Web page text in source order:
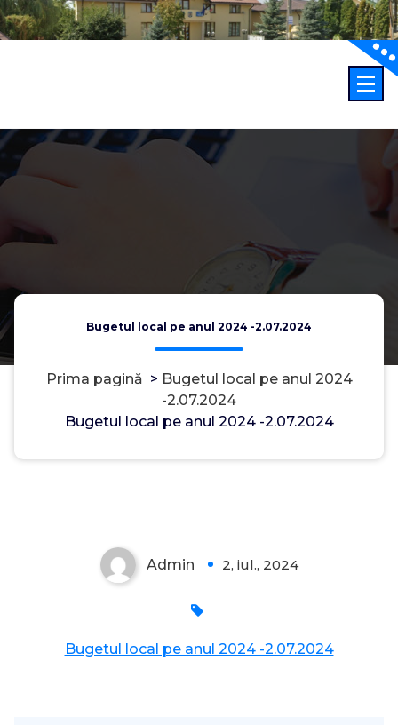
Sari
la
Bugetul local pe anul 2024 -2.07.2024
Prima pagină > Bugetul local pe anul 2024
-2.07.2024
Bugetul local pe anul 2024 -2.07.2024
Admin 2, iul., 2024
Bugetul local pe anul 2024 -2.07.2024